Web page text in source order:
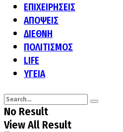
ΕΠΙΧΕΙΡΗΣΕΙΣ
ΑΠΟΨΕΙΣ
ΔΙΕΘΝΗ
ΠΟΛΙΤΙΣΜΟΣ
LIFE
ΥΓΕΙΑ
No Result
View All Result